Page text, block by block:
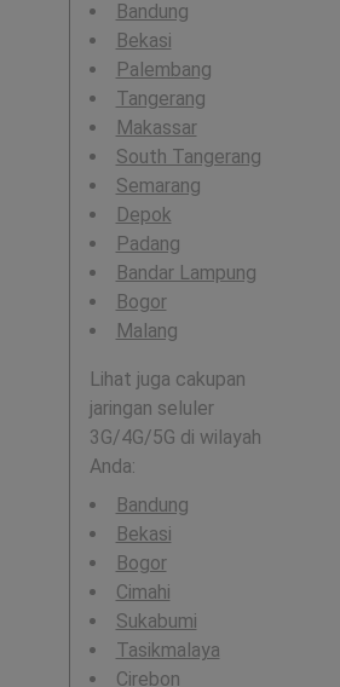
Bandung
Bekasi
Palembang
Tangerang
Makassar
South Tangerang
Semarang
Depok
Padang
Bandar Lampung
Bogor
Malang
Lihat juga cakupan
jaringan seluler
3G/4G/5G di wilayah
Anda:
Bandung
Bekasi
Bogor
Cimahi
Sukabumi
Tasikmalaya
Cirebon